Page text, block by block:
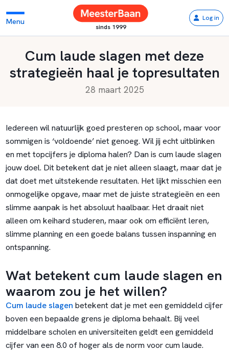
Menu
sinds 1999
Log in
Cum laude slagen met deze
strategieën haal je topresultaten
28 maart 2025
Iedereen wil natuurlijk goed presteren op school, maar voor
sommigen is ‘voldoende’ niet genoeg. Wil jij echt uitblinken
en met topcijfers je diploma halen? Dan is cum laude slagen
jouw doel. Dit betekent dat je niet alleen slaagt, maar dat je
dat doet met uitstekende resultaten. Het lijkt misschien een
onmogelijke opgave, maar met de juiste strategieën en een
slimme aanpak is het absoluut haalbaar. Het draait niet
alleen om keihard studeren, maar ook om efficiënt leren,
slimme planning en een goede balans tussen inspanning en
ontspanning.
Wat betekent cum laude slagen en
waarom zou je het willen?
Cum laude slagen betekent dat je met een gemiddeld cijfer
boven een bepaalde grens je diploma behaalt. Bij veel
middelbare scholen en universiteiten geldt een gemiddeld
cijfer van een 8.0 of hoger als de norm voor cum laude.